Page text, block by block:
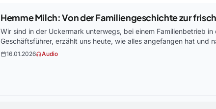
Hemme Milch: Von der Familiengeschichte zur
Wir sind in der Uckermark unterwegs, bei einem Familienbetrieb
Geschäftsführer, erzählt uns heute, wie alles angefangen hat und
calendar_today16.01.2026headphonesAudio